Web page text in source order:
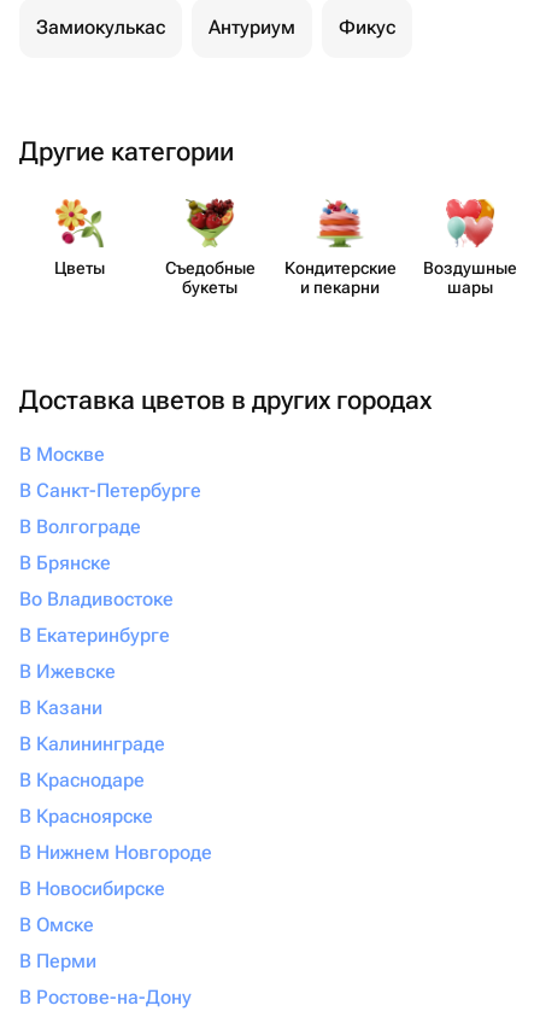
Замиокулькас Антуриум Фикус
Другие категории
Цветы
Съедобные
букеты
Кондит​ерские
и пекарни
Воздушные
шары
Доставка цветов в других городах
В Москве
В Санкт-Петербурге
В Волгограде
В Брянске
Во Владивостоке
В Екатеринбурге
В Ижевске
В Казани
В Калининграде
В Краснодаре
В Красноярске
В Нижнем Новгороде
В Новосибирске
В Омске
В Перми
В Ростове-на-Дону